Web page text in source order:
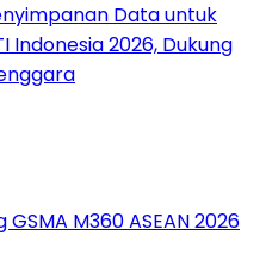
Data untuk
Indonesia 2026, Dukung
M360 ASEAN 2026